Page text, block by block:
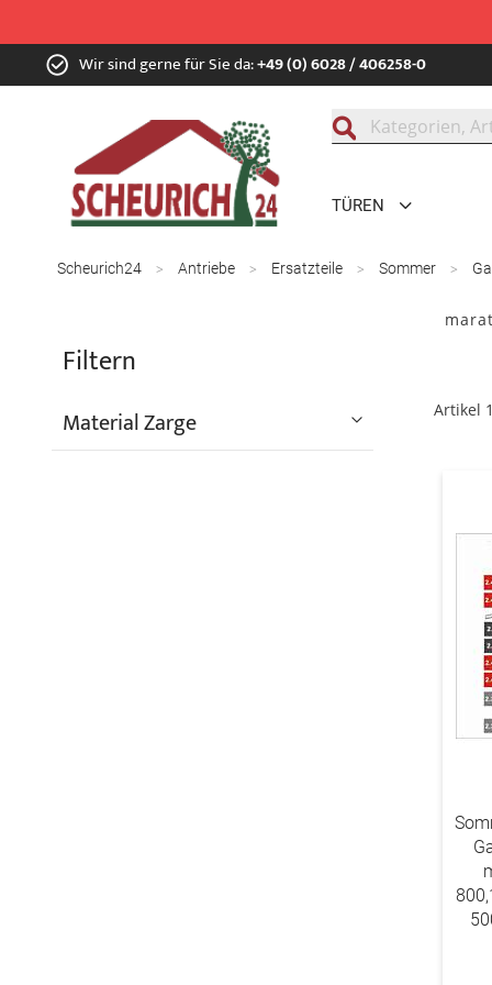
Zum
Inhalt Wir sind gerne für Sie da:+49 (0) 6028 / 406258-0
TÜREN
Scheurich24 Antriebe Ersatzteile Sommer
Artikel
Filtern
Material Zarge